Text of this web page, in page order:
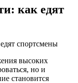
как едят
спортсмены
высоких
но и
становится